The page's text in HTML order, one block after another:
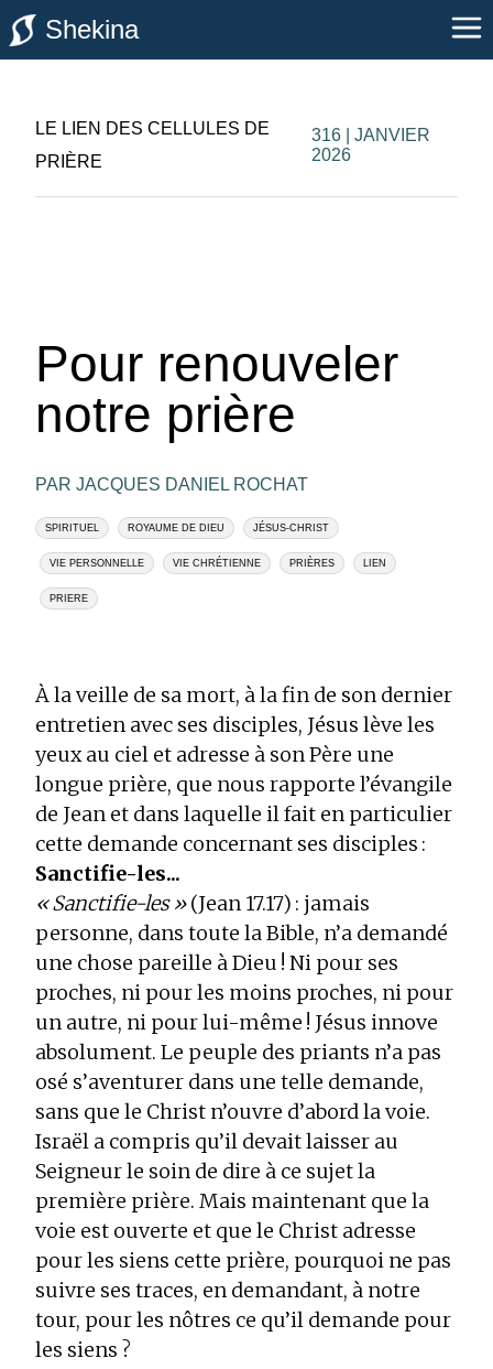
Shekina
LE LIEN DES CELLULES DE
PRIÈRE
316 | JANVIER
2026
Pour renouveler
notre prière
PAR JACQUES DANIEL ROCHAT
SPIRITUEL ROYAUME DE DIEU JÉSUS-CHRIST
VIE PERSONNELLE VIE CHRÉTIENNE PRIÈRES LIEN
PRIERE
À la veille de sa mort, à la fin de son dernier
entretien avec ses disciples, Jésus lève les
yeux au ciel et adresse à son Père une
longue prière, que nous rapporte l’évangile
de Jean et dans laquelle il fait en particulier
cette demande concernant ses disciples :
Sanctifie-les...
« Sanctifie-les »(Jean 17.17) : jamais
personne, dans toute la Bible, n’a demandé
une chose pareille à Dieu ! Ni pour ses
proches, ni pour les moins proches, ni pour
un autre, ni pour lui-même ! Jésus innove
absolument. Le peuple des priants n’a pas
osé s’aventurer dans une telle demande,
sans que le Christ n’ouvre d’abord la voie.
Israël a compris qu’il devait laisser au
Seigneur le soin de dire à ce sujet la
première prière. Mais maintenant que la
voie est ouverte et que le Christ adresse
pour les siens cette prière, pourquoi ne pas
suivre ses traces, en demandant, à notre
tour, pour les nôtres ce qu’il demande pour
les siens ?